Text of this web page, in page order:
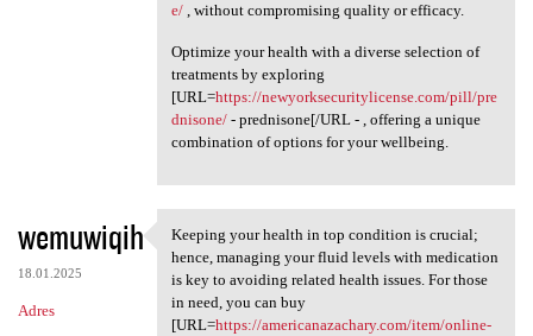
e/, without compromising quality or efficacy.
Optimize your health with a diverse selection of
treatments by exploring
[URL=https://newyorksecuritylicense.com/pill/pre
dnisone/- prednisone[/URL - , offering a unique
combination of options for your wellbeing.
wemuwiqih
18.01.2025
Adres
Keeping your health in top
Keeping your health in top condition is crucial;
hence, managing your fluid levels with medication
is key to avoiding related health issues. For those
in need, you can buy
[URL=https://americanazachary.com/item/online-